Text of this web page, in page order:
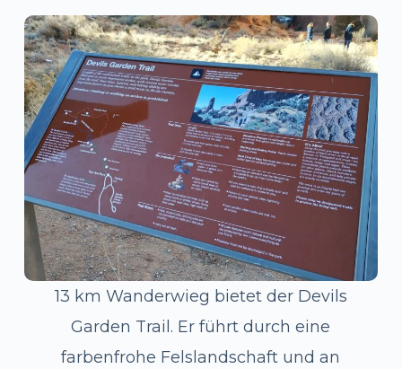
13 km Wanderwieg bietet der Devils
Garden Trail. Er führt durch eine
farbenfrohe Felslandschaft und an